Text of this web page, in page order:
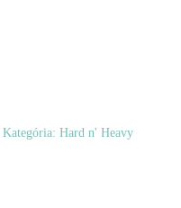
Kategória: Hard n' Heavy